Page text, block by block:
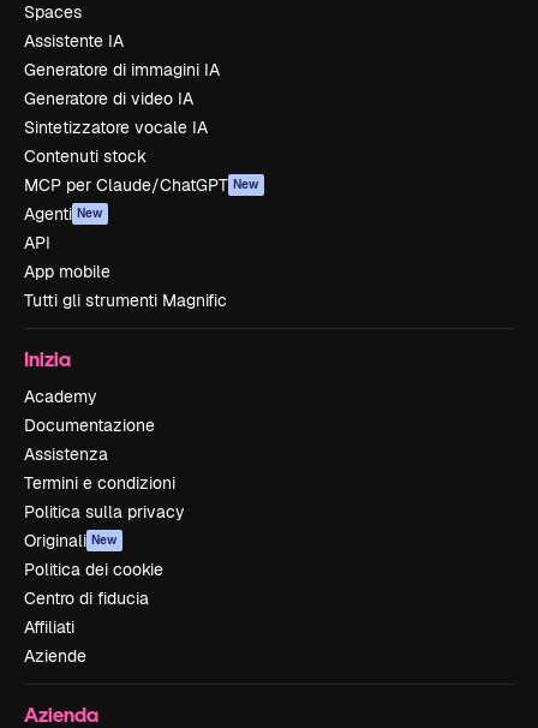
Spaces
Assistente IA
Generatore di immagini IA
Generatore di video IA
Sintetizzatore vocale IA
Contenuti stock
MCP per Claude/ChatGPT New
Agenti New
API
App mobile
Tutti gli strumenti Magnific
Inizia
Academy
Documentazione
Assistenza
Termini e condizioni
Politica sulla privacy
Originali New
Politica dei cookie
Centro di fiducia
Affiliati
Aziende
Azienda